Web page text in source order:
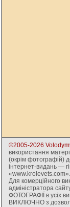
©2005-2026
використання
(окрім фотографій)
інтернет-видань —
«www.krolevets.com».
Для комерційного
адміністратора
ФОТОГРАФІЇ в усіх
ВИКЛЮЧНО з